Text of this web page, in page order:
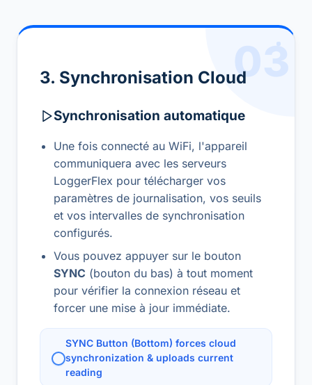
03
3. Synchronisation Cloud
Synchronisation automatique
Une fois connecté au WiFi, l'appareil
communiquera avec les serveurs
LoggerFlex pour télécharger vos
paramètres de journalisation, vos seuils
et vos intervalles de synchronisation
configurés.
Vous pouvez appuyer sur le bouton
SYNC (bouton du bas) à tout moment
pour vérifier la connexion réseau et
forcer une mise à jour immédiate.
SYNC Button (Bottom) forces cloud
synchronization & uploads current
reading